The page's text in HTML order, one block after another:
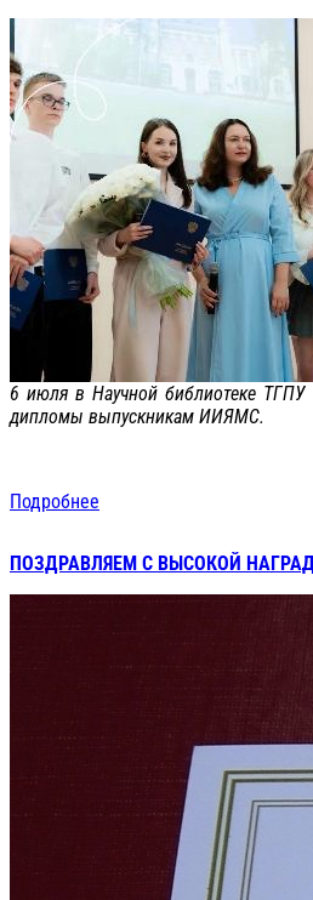
6 июля в Научной библиотеке
дипломы выпускникам ИИЯМС.
Подробнее
ПОЗДРАВЛЯЕМ С ВЫСОКОЙ